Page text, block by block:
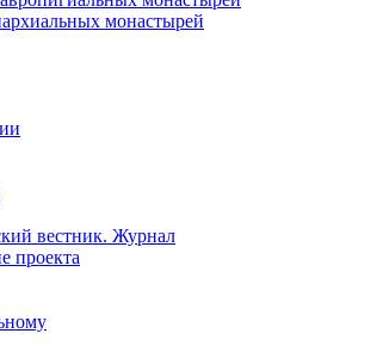
монастырей
вестник. Журнал
проекта